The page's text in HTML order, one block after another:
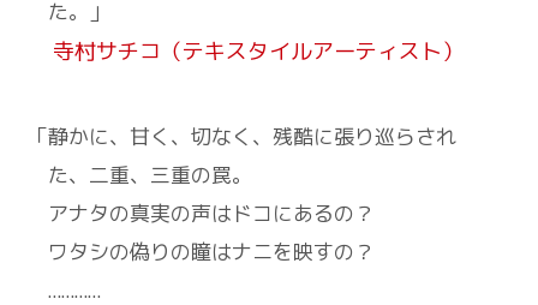
た。」
寺村サチコ（テキスタイルアーティスト）
「静かに、甘く、切なく、残酷に張り巡らされ
た、二重、三重の罠。
アナタの真実の声はドコにあるの？
ワタシの偽りの瞳はナニを映すの？
…………